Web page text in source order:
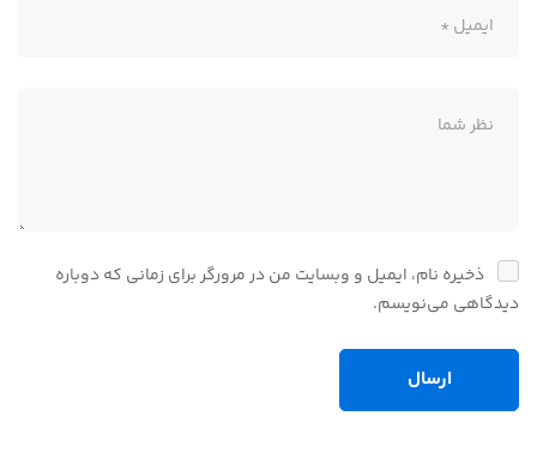
ذخیره نام، ایمیل و وبسایت من در مرورگر برای زمانی که دوباره
دیدگاهی می‌نویسم.